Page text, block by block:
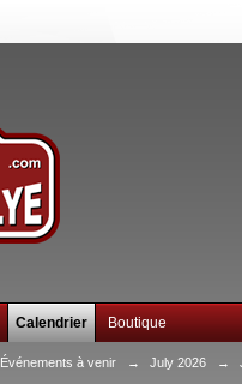
Calendrier Boutique
Événements à venir → July 2026 →